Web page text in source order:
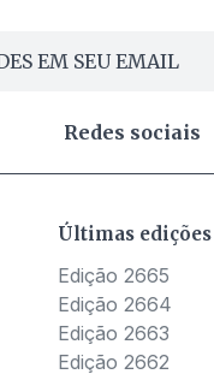
EM SEU EMAIL
Redes sociais
Últimas edições
Edição 2665
Edição 2664
Edição 2663
Edição 2662